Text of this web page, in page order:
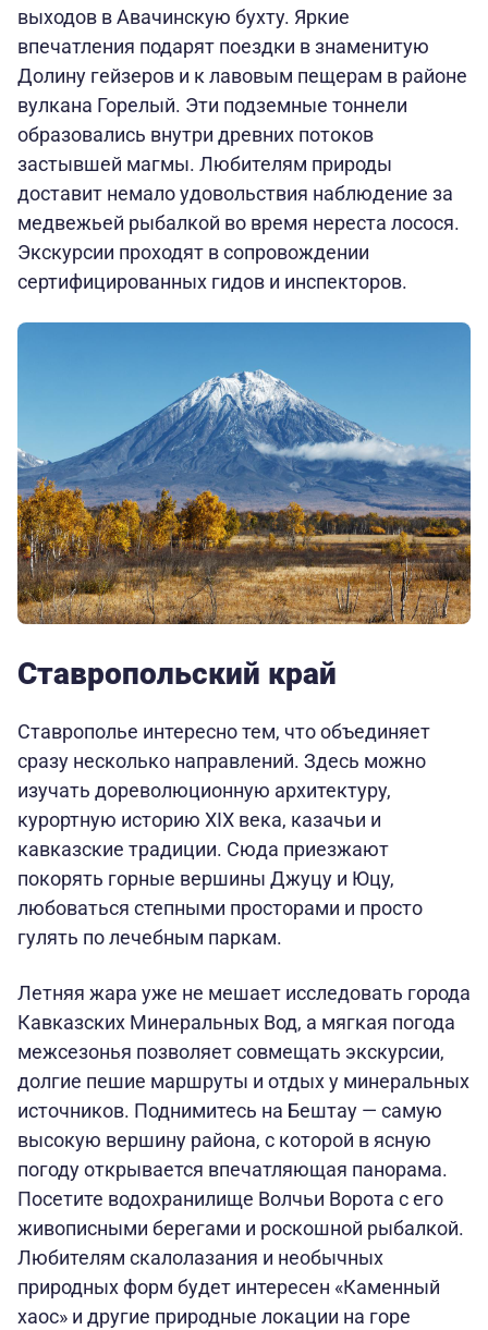
выходов в Авачинскую бухту. Яркие
впечатления подарят поездки в знаменитую
Долину гейзеров и к лавовым пещерам в районе
вулкана Горелый. Эти подземные тоннели
образовались внутри древних потоков
застывшей магмы. Любителям природы
доставит немало удовольствия наблюдение за
медвежьей рыбалкой во время нереста лосося.
Экскурсии проходят в сопровождении
сертифицированных гидов и инспекторов.
Ставропольский край
Ставрополье интересно тем, что объединяет
сразу несколько направлений. Здесь можно
изучать дореволюционную архитектуру,
курортную историю XIX века, казачьи и
кавказские традиции. Сюда приезжают
покорять горные вершины Джуцу и Юцу,
любоваться степными просторами и просто
гулять по лечебным паркам.
Летняя жара уже не мешает исследовать города
Кавказских Минеральных Вод, а мягкая погода
межсезонья позволяет совмещать экскурсии,
долгие пешие маршруты и отдых у минеральных
источников. Поднимитесь на Бештау — самую
высокую вершину района, с которой в ясную
погоду открывается впечатляющая панорама.
Посетите водохранилище Волчьи Ворота с его
живописными берегами и роскошной рыбалкой.
Любителям скалолазания и необычных
природных форм будет интересен «Каменный
хаос» и другие природные локации на горе